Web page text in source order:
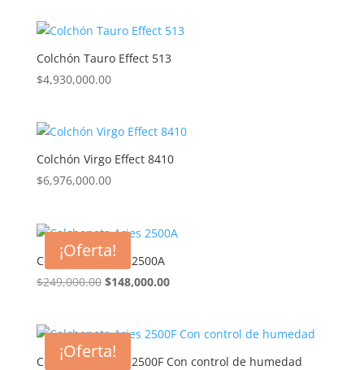
Colchón Tauro Effect 513
$4,930,000.00
Colchón Virgo Effect 8410
$6,976,000.00
¡Oferta!
Colchoneta Aries 2500A
$249,000.00 El
era:
$249,000.00.
$148,000.00El
es:
$148,000.00.
¡Oferta!
Colchoneta Aries 2500F Con control de humedad